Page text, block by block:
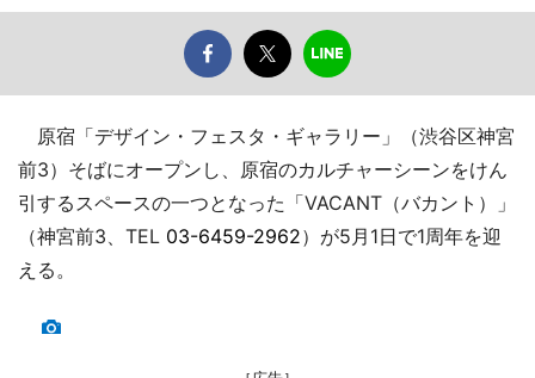
原宿「デザイン・フェスタ・ギャラリー」（渋谷区神宮
前3）そばにオープンし、原宿のカルチャーシーンをけん
引するスペースの一つとなった「VACANT（バカント）」
（神宮前3、TEL 03-6459-2962）が5月1日で1周年を迎
える。